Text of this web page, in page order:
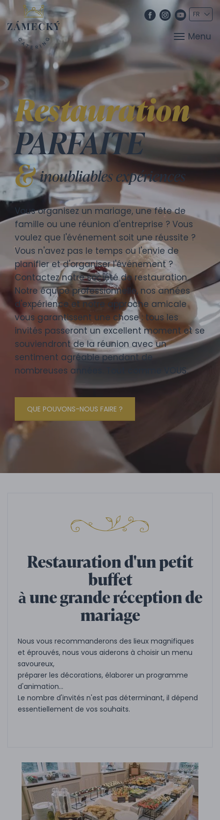
Menu
Restauration
PARFAITE
& inoubliables expériences
Vous organisez un mariage, une fête de
famille ou une réunion d'entreprise ? Vous
voulez que l'événement soit une réussite ?
Vous n'avez pas le temps ou l'envie de
planifier et d'organiser l'événement ?
Contactez notre société de restauration.
Notre équipe professionnelle, nos années
d'expérience et notre approche amicale
vous garantissent une chose : tous les
invités passeront un excellent moment et se
souviendront de la réunion avec un
sentiment agréable pendant de
nombreuses années. Tout comme VOUS.
QUE POUVONS-NOUS FAIRE ?
Restauration d'un petit
buffet
à une grande réception de
mariage
Nous vous recommanderons des lieux magnifiques
et éprouvés, nous vous aiderons à choisir un menu
savoureux,
préparer les décorations, élaborer un programme
d'animation...
Le nombre d'invités n'est pas déterminant, il dépend
essentiellement de vos souhaits.